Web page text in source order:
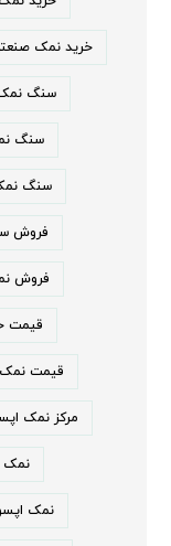
خرید نمک
سنگ
سنگ
سنگ
فروش
فروش
قیمت
قیمت
مرکز نمک
نمک
نمک